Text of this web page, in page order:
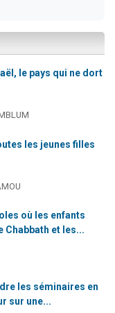
le pays qui ne dort
les jeunes filles
où les enfants
Chabbath et les...
les séminaires en
sur une...